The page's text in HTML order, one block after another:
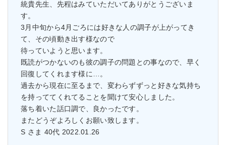
統貴先生、先程はみていただいてありがとうございま
す。
3月中旬から4月ごろには好きな人の調子が上がってき
て、その頃動き出す様なので
待っていようと思います。
既読がつかないのも彼の調子の問題との事なので、早く
回復してくれます様に…。
過去から現在に至るまで、変わらずずっと好きな気持ち
を持っててくれてることを聞けて安心しました。
落ち着いた話口調で、良かったです。
またどうぞよろしくお願い致します。
S さま 40代 2022.01.26